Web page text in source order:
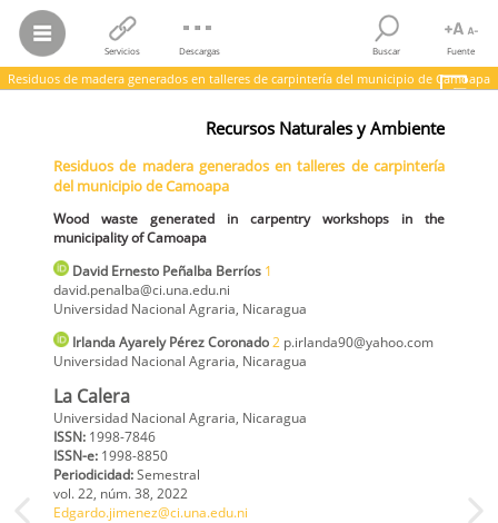
Servicios Descargas Buscar Fuente
Residuos de madera generados en talleres de carpintería del municipio de Camoapa
David Ernesto Peñalba Berríos; Irlanda Ayarely Pérez Coronado
Residuos de madera generados en talleres de carpintería del
Wood waste generated in carpentry workshops in the municipality of
Camoapa
Universidad Nacional Agraria
Recursos Naturales y Ambiente
Residuos de madera generados en talleres de carpintería
del municipio de Camoapa
Wood waste generated in carpentry workshops in the
municipality of Camoapa
David Ernesto Peñalba Berríos 1
david.penalba@ci.una.edu.ni
Universidad Nacional Agraria, Nicaragua
Irlanda Ayarely Pérez Coronado2 p.irlanda90@yahoo.com
Universidad Nacional Agraria, Nicaragua
La Calera
Universidad Nacional Agraria, Nicaragua
ISSN: 1998-7846
ISSN-e: 1998-8850
Periodicidad:Semestral
vol. 22,
núm. 38, 2022
Edgardo.jimenez@ci.una.edu.ni